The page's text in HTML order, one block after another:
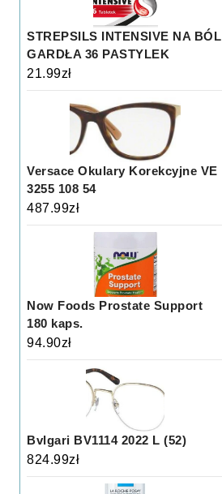
STREPSILS INTENSIVE NA BÓL
GARDŁA 36 PASTYLEK
21.99zł
Versace Okulary Korekcyjne VE
3255 108 54
487.99zł
Now Foods Prostate Support
180 kaps.
94.90zł
Bvlgari BV1114 2022 L (52)
824.99zł